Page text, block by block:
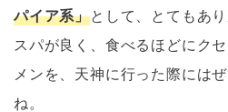
パイア系」として、とてもあ
スパが良く、食べるほどにク
メンを、天神に行った際には
ね。